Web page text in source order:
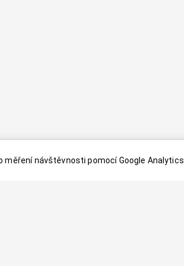
měření návštěvnosti pomocí Google Analytics.